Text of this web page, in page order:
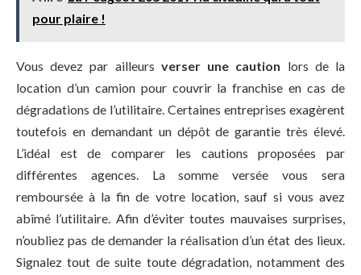
pour plaire !
Vous devez par ailleurs verser une caution lors de la
location d’un camion pour couvrir la franchise en cas de
dégradations de l’utilitaire. Certaines entreprises exagèrent
toutefois en demandant un dépôt de garantie très élevé.
L’idéal est de comparer les cautions proposées par
différentes agences. La somme versée vous sera
remboursée à la fin de votre location, sauf si vous avez
abîmé l’utilitaire. Afin d’éviter toutes mauvaises surprises,
n’oubliez pas de demander la réalisation d’un état des lieux.
Signalez tout de suite toute dégradation, notamment des